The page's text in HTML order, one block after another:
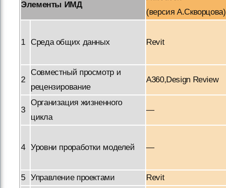
Элементы ИМД
(версия А.Скворцова)
1 Среда общих данных Revit
2
Совместный просмотр и
рецензирование
A360,Design Review
3
Организация жизненного
цикла
—
4 Уровни проработки моделей —
5 Управление проектами Revit